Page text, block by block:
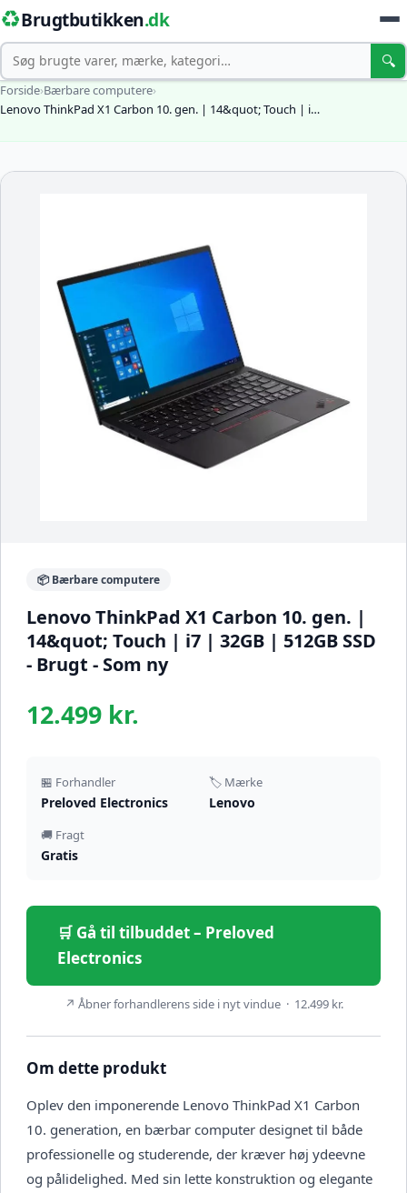
♻️Brugtbutikken.dk
Søg 🔍
Forside›Bærbare computere›
Lenovo ThinkPad X1 Carbon 10. gen. | 14&quot; Touch | i…
📦 Bærbare computere
Lenovo ThinkPad X1 Carbon 10. gen. |
14&quot; Touch | i7 | 32GB | 512GB SSD
- Brugt - Som ny
12.499 kr.
🏪 Forhandler
Preloved Electronics
🏷️ Mærke
Lenovo
🚚 Fragt
Gratis
🛒 Gå til tilbuddet – Preloved
Electronics
↗ Åbner forhandlerens side i nyt vindue · 12.499 kr.
Om dette produkt
Oplev den imponerende Lenovo ThinkPad X1 Carbon
10. generation, en bærbar computer designet til både
professionelle og studerende, der kræver høj ydeevne
og pålidelighed. Med sin lette konstruktion og elegante